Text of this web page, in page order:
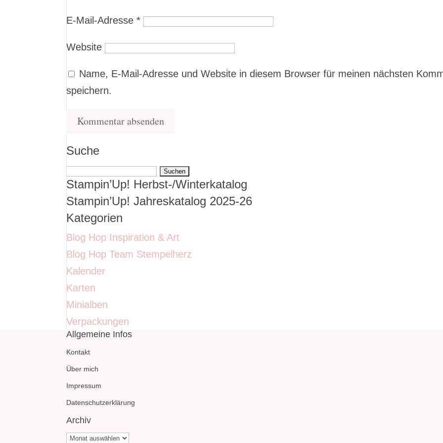
E-Mail-Adresse*
Website
Name, E-Mail-Adresse und Website in diesem Browser für meinen nächsten
speichern.
Suche
Suchen
nach:
Stampin’Up! Herbst-/Winterkatalog
Stampin’Up! Jahreskatalog 2025-26
Kategorien
Blog Hop Inspiration & Art
Blog Hop Team Stempelherz
Kalender
Karten
Minialben
Verpackungen
Allgemeine Infos
Kontakt
Über mich
Impressum
Datenschutzerklärung
Archiv
Archiv